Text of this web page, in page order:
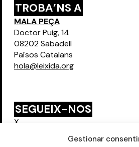
Gestionar
TROBA’NS A
MALA PEÇA
Doctor Puig, 14
08202 Sabadell
Països Catalans
hola@leixida.org
SEGUEIX-NOS
X